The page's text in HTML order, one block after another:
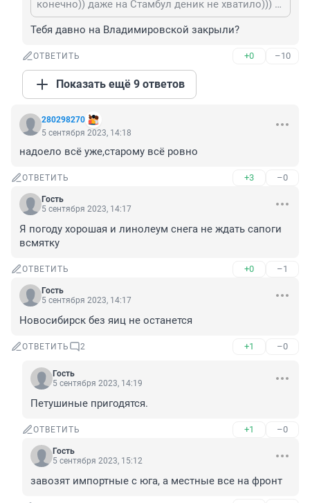
конечно)) даже на Стамбул деник не хватило))) хотя боится конечно просто с подвала вылезать надолго даже по рф
Тебя давно на Владимировской закрыли?
ОТВЕТИТЬ +0 –10
Показать ещё 9 ответов
280298270
5 сентября 2023, 14:18
надоело всё уже,старому всё ровно
ОТВЕТИТЬ +3 –0
Гость
5 сентября 2023, 14:17
Я погоду хорошая и линолеум снега не ждать сапоги
всмятку
ОТВЕТИТЬ +0 –1
Гость
5 сентября 2023, 14:17
Новосибирск без яиц не останется
ОТВЕТИТЬ 2 +1 –0
Гость
5 сентября 2023, 14:19
Петушиные пригодятся.
ОТВЕТИТЬ +1 –0
Гость
5 сентября 2023, 15:12
завозят импортные с юга, а местные все на фронт